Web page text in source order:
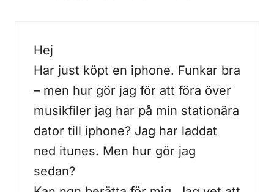
Hej
Har just köpt en iphone. Funkar bra
– men hur gör jag för att föra över
musikfiler jag har på min stationära
dator till iphone? Jag har laddat
ned itunes. Men hur gör jag
sedan?